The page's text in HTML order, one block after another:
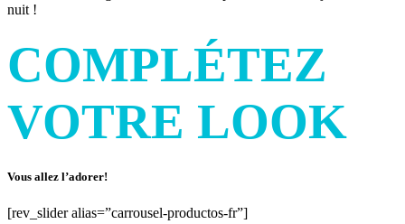
nuit !
COMPLÉTEZ
VOTRE LOOK
Vous allez l’adorer!
[rev_slider alias=”carrousel-productos-fr”]